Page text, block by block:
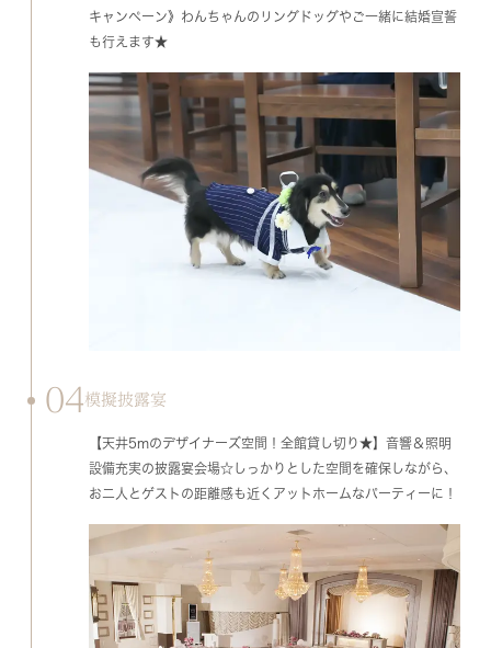
キャンペーン》わんちゃんのリングドッグやご一緒に結婚宣誓
も行えます★
04模擬披露宴
【天井5mのデザイナーズ空間！全館貸し切り★】音響＆照明
設備充実の披露宴会場☆しっかりとした空間を確保しながら、
お二人とゲストの距離感も近くアットホームなパーティーに！